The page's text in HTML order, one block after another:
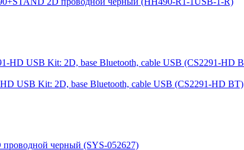
USB Kit: 2D, base Bluetooth, cable USB (CS2291-HD BT)